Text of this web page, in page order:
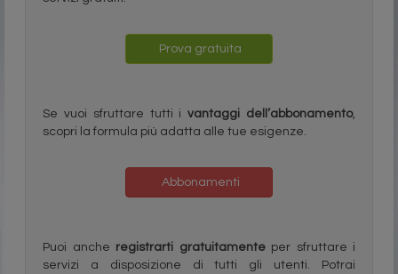
Prova gratuita
Se vuoi sfruttare tutti ivantaggi dell’abbonamento,
scopri la formula più adatta alle tue esigenze.
Abbonamenti
Puoi anche registrarti gratuitamenteper sfruttare i
servizi a disposizione di tutti gli utenti. Potrai